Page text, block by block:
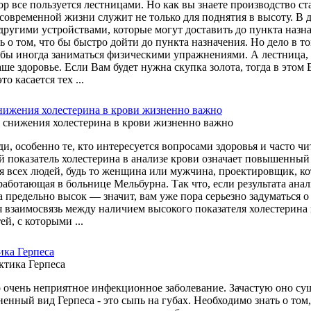
все пользуется лестницами. Но как вы знаете производство
жизни служит не только для поднятия в высоту.
устройствами, которые могут доставить до пункта
о том, что бы быстро дойти до пункта назначения. Но дело в
бы иногда заниматься физическими упражнениями. А
здоровье. Если Вам будет нужна скупка золота, тогда в
касается тех ...
холестерина в крови жизненно важно
особенно те, кто интересуется вопросами здоровья и часто
показатель холестерина в анализе крови означает
всех людей, будь то женщина или мужчина, проектировщик,
в больнице Мельбурна. Так что, если результата
предельно высок — значит, вам уже пора серьезно
взаимосвязь между наличием высокого показателя
с которыми ...
Герпеса
очень неприятное инфекционное заболевание. Зачастую оно
вид Герпеса - это сыпь на губах. Необходимо знать о